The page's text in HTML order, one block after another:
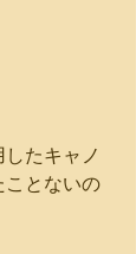
たキャノ
とないの